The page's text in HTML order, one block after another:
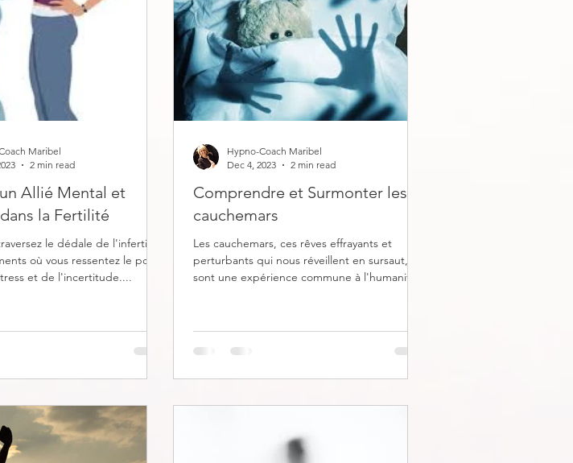
Allié Mental et
la Fertilité
le dédale de l'infertilité,
où vous ressentez le poids
et de l'incertitude....
Maribel
2 min read
Comprendre et Surmonter les
cauchemars
Les cauchemars, ces rêves effrayants et
perturbants qui nous réveillent en sursaut,
sont une expérience commune à l'humanité.
Hypno-Coach Maribel
Dec 4, 2023
2 min read